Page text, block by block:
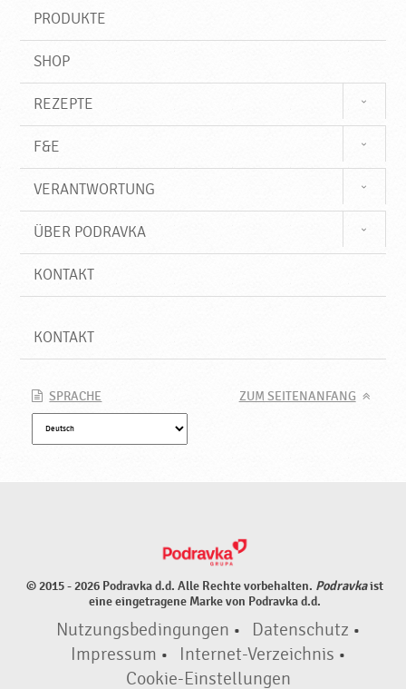
f
PRODUKTE
SHOP
REZEPTE
F&E
VERANTWORTUNG
ÜBER PODRAVKA
KONTAKT
KONTAKT
SPRACHE ZUM SEITENANFANG
© 2015 - 2026 Podravka d.d. Alle Rechte vorbehalten. Podravkaist
eine eingetragene Marke von Podravka d.d.
Nutzungsbedingungen • Datenschutz •
Impressum • Internet-Verzeichnis •
Cookie-Einstellungen